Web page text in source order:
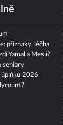
příznaky, léčba
Yamal a Mesii?
seniory
úplňků 2026